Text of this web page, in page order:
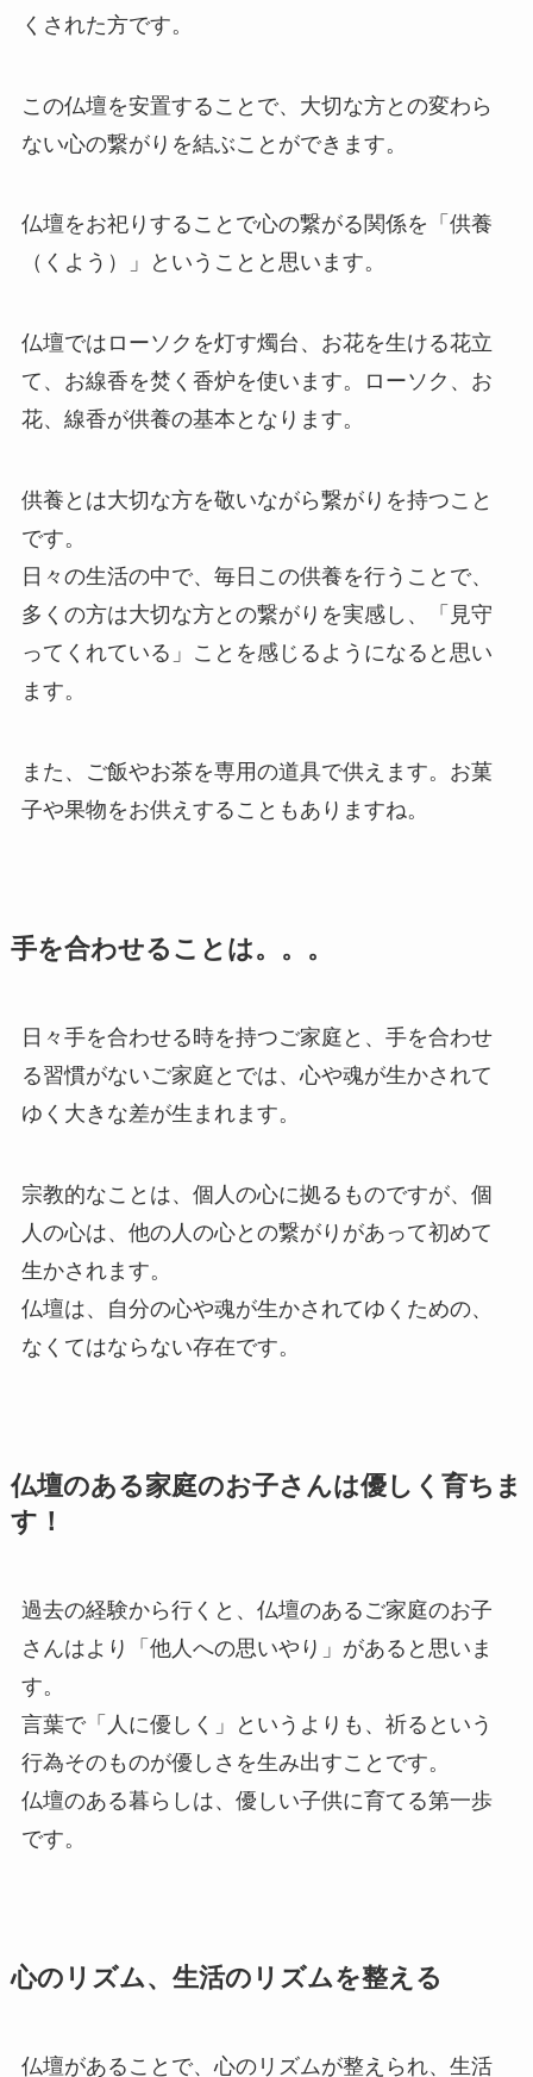
くされた方です。
この仏壇を安置することで、大切な方との変わら
ない心の繋がりを結ぶことができます。
仏壇をお祀りすることで心の繋がる関係を「供養
（くよう）」ということと思います。
仏壇ではローソクを灯す燭台、お花を生ける花立
て、お線香を焚く香炉を使います。ローソク、お
花、線香が供養の基本となります。
供養とは大切な方を敬いながら繋がりを持つこと
です。
日々の生活の中で、毎日この供養を行うことで、
多くの方は大切な方との繋がりを実感し、「見守
ってくれている」ことを感じるようになると思い
ます。
また、ご飯やお茶を専用の道具で供えます。お菓
子や果物をお供えすることもありますね。
手を合わせることは。。。
日々手を合わせる時を持つご家庭と、手を合わせ
る習慣がないご家庭とでは、心や魂が生かされて
ゆく大きな差が生まれます。
宗教的なことは、個人の心に拠るものですが、個
人の心は、他の人の心との繋がりがあって初めて
生かされます。
仏壇は、自分の心や魂が生かされてゆくための、
なくてはならない存在です。
仏壇のある家庭のお子さんは優しく育ちま
す！
過去の経験から行くと、仏壇のあるご家庭のお子
さんはより「他人への思いやり」があると思いま
す。
言葉で「人に優しく」というよりも、祈るという
行為そのものが優しさを生み出すことです。
仏壇のある暮らしは、優しい子供に育てる第一歩
です。
心のリズム、生活のリズムを整える
仏壇があることで、心のリズムが整えられ、生活